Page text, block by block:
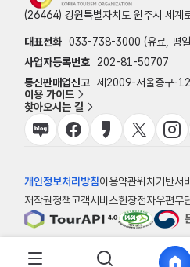
(26464) 강원특별자치도 원주시 세계
대표전화 033-738-3000 (유료, 평
사업자등록번호
202-81-50707
통신판매업신고 제2009-서울중구-
이용 가이드
찾아오시는 길
개인정보처리방침이용약관위치기반서
저작권정책고객서비스헌장전자우편무
© 한국관광공사